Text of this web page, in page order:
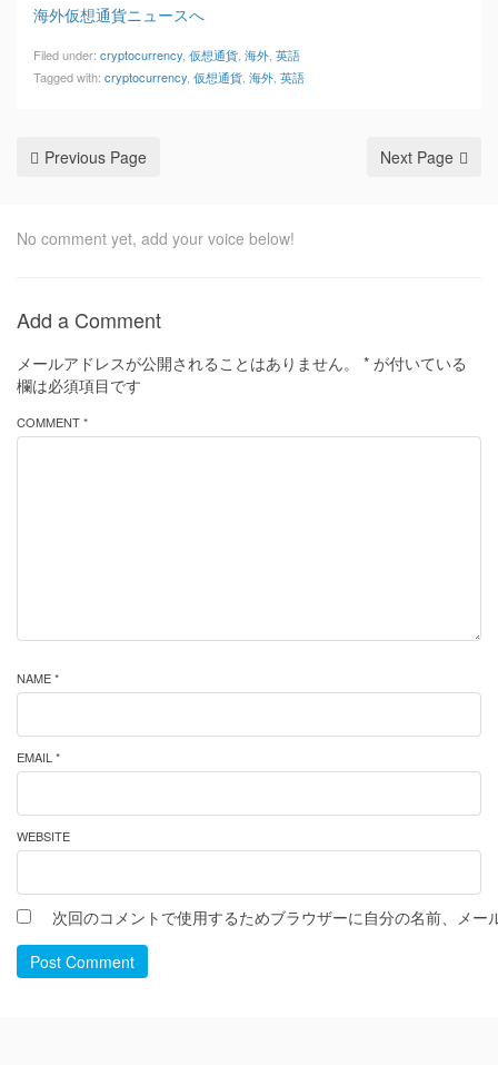
海外仮想通貨ニュースへ
Filed under: cryptocurrency 仮想通貨 海外 英語
Tagged with: cryptocurrency 仮想通貨 海外 英語
Previous Page Next Page
No comment yet, add your voice below!
Add a Comment
メールアドレスが公開されることはありません。 * が付いている
欄は必須項目です
COMMENT *
NAME *
EMAIL *
WEBSITE
次回のコメントで使用するためブラウザーに自分の名前、メー
Post Comment